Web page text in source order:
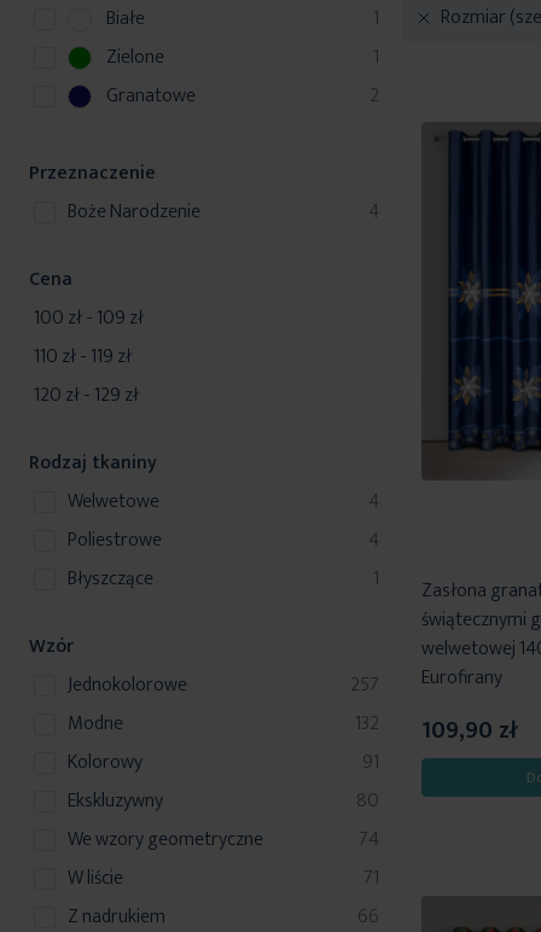
Rozmiar
Zasłona
świątecznymi
welwetowej
Eurofirany
109,90 zł
Białe
1
p
r
d
k
Zielone 1
p
r
u
k
Granatowe 2
p
d
u
Przeznaczenie
Boże Narodzenie
4
produkty
Cena
100 zł-109 zł
110 zł-119 zł
120 zł-129 zł
Rodzaj tkaniny
welwetowe
4
produkty
poliestrowe
4
produkty
błyszczące
1produkt
Wzór
jednokolorowe
257
produkty
modne
132
produkty
kolorowy
91
produkty
ekskluzywny
80
produkty
we wzory geometryczne
74
produkty
w liście
71
produkty
z nadrukiem
66
produkty